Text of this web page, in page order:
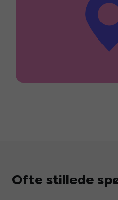
Ofte stillede